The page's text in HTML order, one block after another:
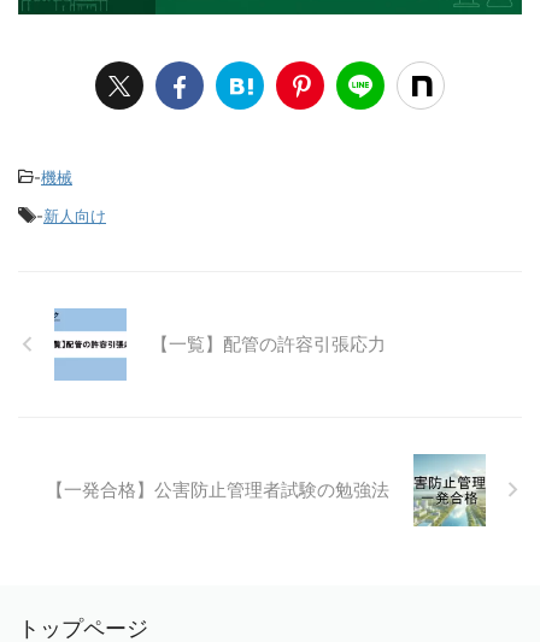
-機械
-新人向け
【一覧】配管の許容引張応力
【一発合格】公害防止管理者試験の勉強法
トップページ